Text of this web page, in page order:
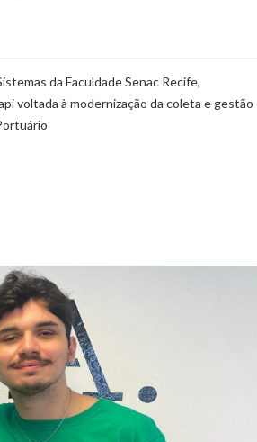
da Faculdade Senac Recife,
voltada à modernização da coleta e gestão